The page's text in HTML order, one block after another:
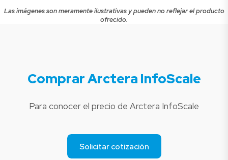
Las imágenes son meramente ilustrativas y pueden no reflejar el producto
ofrecido.
Comprar Arctera InfoScale
Para conocer el precio de Arctera InfoScale
Solicitar cotización